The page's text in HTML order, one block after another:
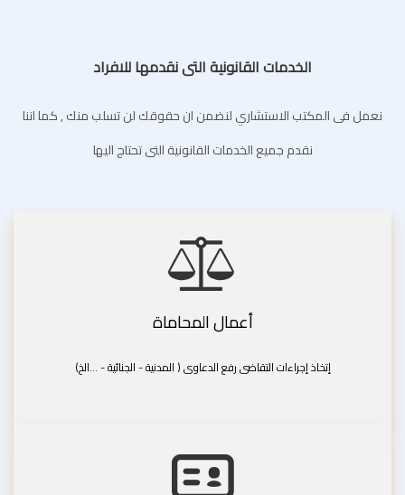
الخدمات القانونية التى نقدمها للافراد
نعمل فى المكتب الاستشاري لنضمن ان حقوقك لن تسلب منك , كما اننا
نقدم جميع الخدمات القانونية التى تحتاج اليها
أعمال المحاماة
إتخاذ إجراءات التقاضى رفع الدعاوى ( المدنية - الجنائية - ...الخ)